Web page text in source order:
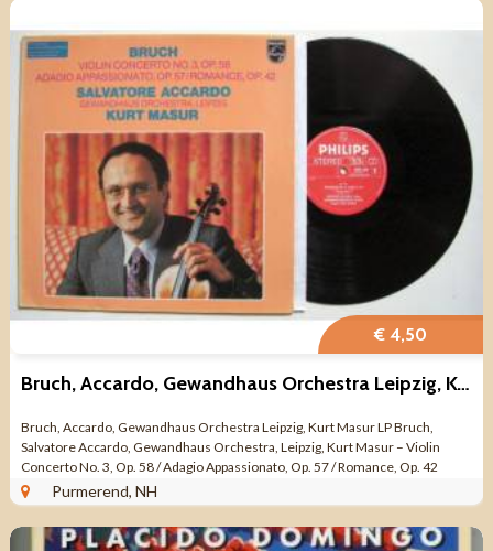
€ 4,50
Bruch, Accardo, Gewandhaus Orchestra Leipzig, Kurt Masur LP
Bruch, Accardo, Gewandhaus Orchestra Leipzig, Kurt Masur LP Bruch,
Salvatore Accardo, Gewandhaus Orchestra, Leipzig, Kurt Masur – Violin
Concerto No. 3, Op. 58 / Adagio Appassionato, Op. 57 / Romance, Op. 42
Label: Philips ...
Purmerend, NH